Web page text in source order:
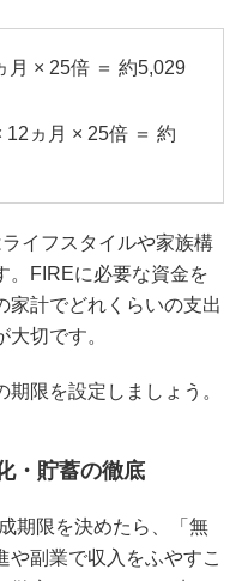
× 25倍 ＝ 約5,029
ヵ月 × 25倍 ＝ 約
イフスタイルや家族構
。FIREに必要な資金を
家計でどれくらいの支出
切です。
限を設定しましょう。
・貯蓄の徹底
期限を決めたら、「無
副業で収入をふやすこ